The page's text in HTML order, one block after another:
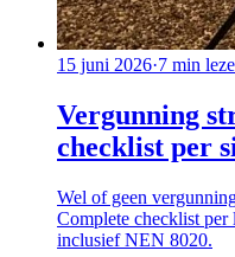
15 juni 2026·7 min
Vergunning
checklist per
Wel of geen
Complete checklist
inclusief NEN 8020.